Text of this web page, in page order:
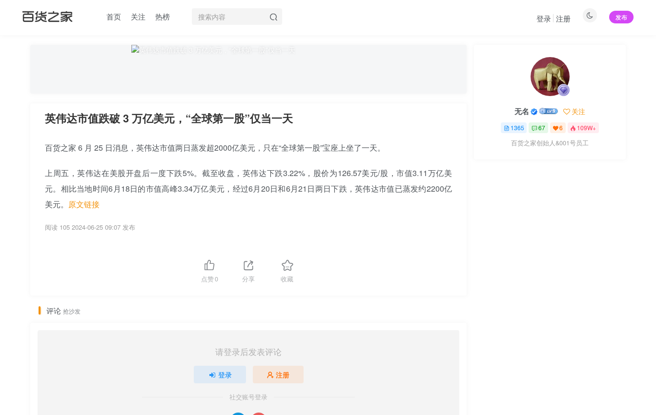
首页 关注 热榜 发布
登录 注册
英伟达市值跌破 3 万亿美元，“全球第一股”仅当一天
百货之家 6 月 25 日消息， 英伟达市值两日蒸发超2000亿美元，只在“全球第一股”宝座上坐了一天。
上周五，英伟达在美股开盘后一度下跌5%。截至收盘，英伟达下跌3.22%，股价为126.57美元/股，市值3.11万亿美
元。相比当地时间6月18日的市值高峰3.34万亿美元，经过6月20日和6月21日两日下跌，英伟达市值已蒸发约2200亿
美元。 原文链接
阅读 105 2024-06-25 09:07 发布
点赞0 分享 收藏
评论 抢沙发
请登录后发表评论
登录 注册
社交账号登录
无名 关注
1365 67 6 109W+
百货之家创始人&001号员工